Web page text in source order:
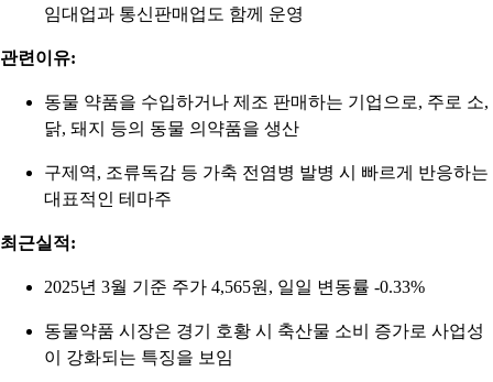
임대업과 통신판매업도 함께 운영
관련이유:
동물 약품을 수입하거나 제조 판매하는 기업으로, 주로 소,
닭, 돼지 등의 동물 의약품을 생산
구제역, 조류독감 등 가축 전염병 발병 시 빠르게 반응하는
대표적인 테마주
최근실적:
2025년 3월 기준 주가 4,565원, 일일 변동률 -0.33%
동물약품 시장은 경기 호황 시 축산물 소비 증가로 사업성
이 강화되는 특징을 보임